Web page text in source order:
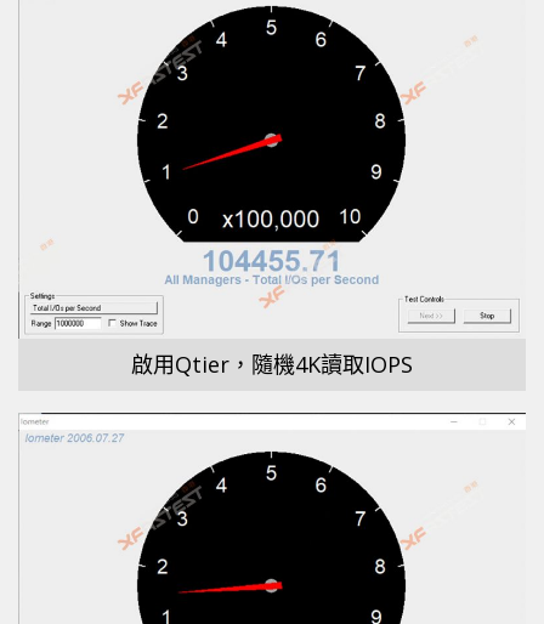
啟用Qtier，隨機4K讀取IOPS